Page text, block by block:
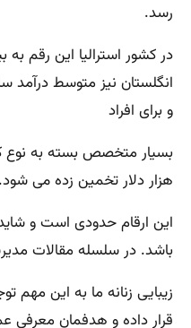
رسد.
و برای افراد
هزار دلار تخمین زده می
این ارقام حدودی است و
باشد. در سلسله مقالات
زیبایی زنانه ما به این مهم
قرار داده و هدفمان